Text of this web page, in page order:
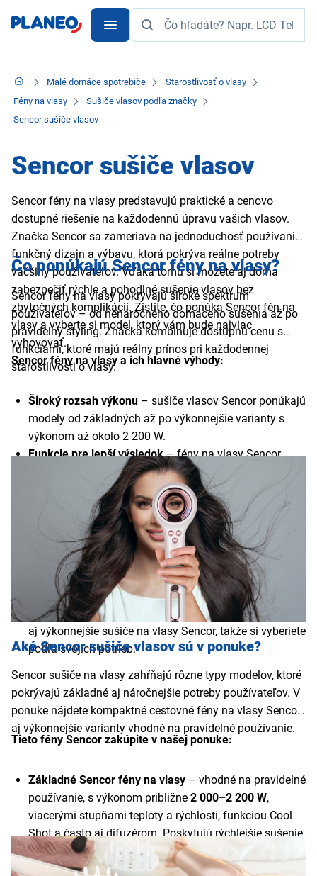
Malé domáce spotrebiče
Starostlivosť o vlasy
Fény na vlasy
Sušiče vlasov podľa značky
Sencor sušiče vlasov
Sencor sušiče vlasov
Sencor fény na vlasy predstavujú praktické a cenovo
dostupné riešenie na každodennú úpravu vašich vlasov.
Značka Sencor sa zameriava na jednoduchosť používania,
funkčný dizajn a výbavu, ktorá pokrýva reálne potreby
väčšiny používateľov. Vďaka tomu si môžete aj doma
zabezpečiť rýchle a pohodlné sušenie vlasov bez
zbytočných komplikácií. Zistite, čo ponúka Sencor fén na
vlasy a vyberte si model, ktorý vám bude najviac
vyhovovať.
Čo ponúkajú Sencor fény na vlasy?
Sencor fény na vlasy pokrývajú široké spektrum
používateľov – od nenáročného domáceho sušenia až po
pravidelný styling. Značka kombinuje dostupnú cenu s
funkciami, ktoré majú reálny prínos pri každodennej
starostlivosti o vlasy.
Sencor fény na vlasy a ich hlavné výhody:
Široký rozsah výkonu – sušiče vlasov Sencor ponúkajú
modely od základných až po výkonnejšie varianty s
výkonom až okolo 2 200 W.
Funkcie pre lepší výsledok– fény na vlasy Sencor
často disponujú ionizáciou, studeným vzduchom či
viacerými stupňami nastavenia.
Dostupnosť aj vyššia výbava– okrem jednoduchých
modelov nájdete aj lepšie vybavené Sencor fény, ktoré
ponúkajú vyšší komfort pri stylingu.
Praktický dizajn– Sencor fén na vlasy je navrhnutý s
dôrazom na jednoduchú manipuláciu, nízku hmotnosť
a ergonomický tvar.
Flexibilita použitia
– v ponuke sú kompaktné, cestovné
aj výkonnejšie sušiče na vlasy Sencor, takže si vyberiete
podľa svojich potrieb.
Aké Sencor sušiče vlasov sú v ponuke?
Sencor sušiče na vlasy zahŕňajú rôzne typy modelov, ktoré
pokrývajú základné aj náročnejšie potreby používateľov. V
ponuke nájdete kompaktné cestovné fény na vlasy Sencor
aj výkonnejšie varianty vhodné na pravidelné používanie.
Tieto fény Sencor zakúpite v našej ponuke:
Základné Sencor fény na vlasy – vhodné na pravidelné
používanie, s výkonom približne 2 000–2 200 W,
viacerými stupňami teploty a rýchlosti, funkciou Cool
Shot a často aj difuzérom. Poskytujú rýchlejšie sušenie
aj lepšiu kontrolu nad stylingom.
Sencor fény s ionizáciou– modely s výkonom približne